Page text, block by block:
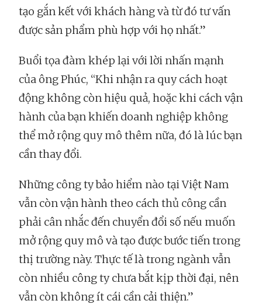
tạo gắn kết với khách hàng và từ đó tư vấn
được sản phẩm phù hợp với họ nhất.”
Buổi tọa đàm khép lại với lời nhấn mạnh
của ông Phúc, “Khi nhận ra quy cách hoạt
động không còn hiệu quả, hoặc khi cách vận
hành của bạn khiến doanh nghiệp không
thể mở rộng quy mô thêm nữa, đó là lúc bạn
cần thay đổi.
Những công ty bảo hiểm nào tại Việt Nam
vẫn còn vận hành theo cách thủ công cần
phải cân nhắc đến chuyển đổi số nếu muốn
mở rộng quy mô và tạo được bước tiến trong
thị trường này. Thực tế là trong ngành vẫn
còn nhiều công ty chưa bắt kịp thời đại, nên
vẫn còn không ít cái cần cải thiện.”